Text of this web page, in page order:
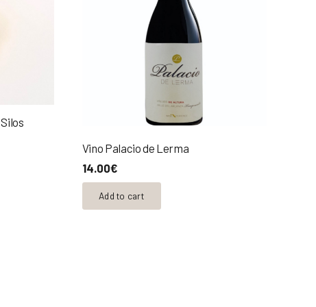
con una buena acidez y un agradable extracto en
y largura al trago.
Vino Palacio de Lerma
14.00€
Add to cart